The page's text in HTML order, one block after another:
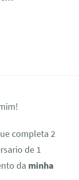
completa 2
de 1
da minha